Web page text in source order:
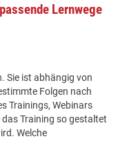
Lernwege
Sie ist abhängig von
Folgen nach
Trainings, Webinars
Training so gestaltet
Welche